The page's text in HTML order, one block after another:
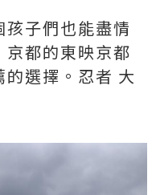
子們也能盡情
都的東映京都
選擇。忍者 大